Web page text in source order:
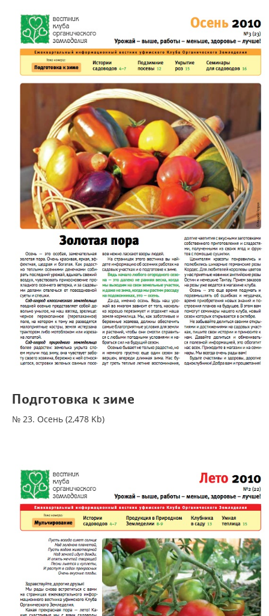
Подготовка к зиме
№ 23. Осень (2,478 Kb)